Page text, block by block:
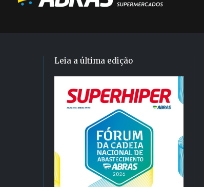
Leia a última edição